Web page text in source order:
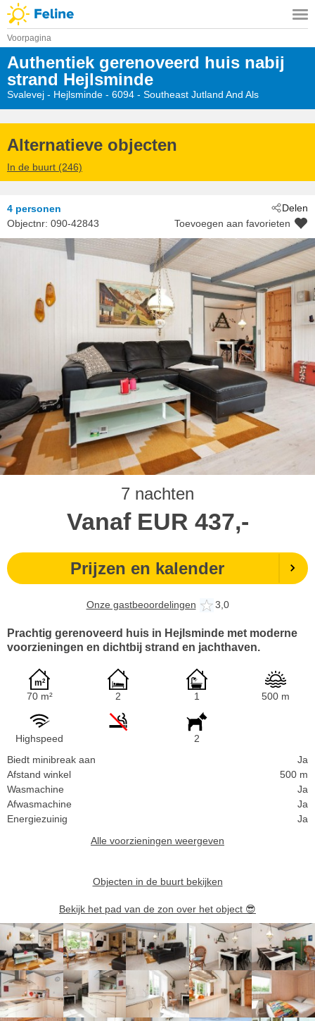
Voorpagina
Authentiek gerenoveerd huis nabij
strand Hejlsminde
Svalevej - Hejlsminde - 6094 - Southeast Jutland And Als
Alternatieve objecten
In de buurt (246)
Delen
4 personen
Objectnr: 090-42843 Toevoegen aan favorieten
7 nachten
Vanaf EUR 437,-
Prijzen en kalender
Onze gastbeoordelingen 3,0
Prachtig gerenoveerd huis in Hejlsminde met moderne
voorzieningen en dichtbij strand en jachthaven.
70 m² 2 1 500 m
Highspeed
2
Biedt minibreak aan
Ja
Afstand winkel
500 m
Wasmachine
Ja
Afwasmachine
Ja
Energiezuinig
Ja
Alle voorzieningen weergeven
Objecten in de buurt bekijken
Bekijk het pad van de zon over het object 😎